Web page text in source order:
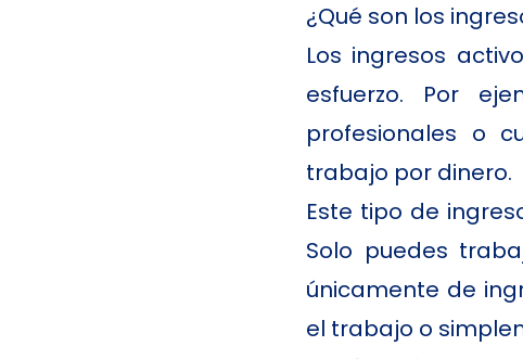
¿Qué son los
Los ingresos
esfuerzo. Por
profesionales o
trabajo por dinero.
Este tipo de
Solo puedes
únicamente de
el trabajo o